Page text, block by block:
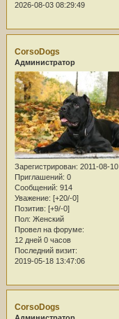
2026-08-03 08:29:49
CorsoDogs
Администратор
Зарегистрирован: 2011-08-10
Приглашений: 0
Сообщений: 914
Уважение: [+20/-0]
Позитив: [+9/-0]
Пол: Женский
Провел на форуме:
12 дней 0 часов
Последний визит:
2019-05-18 13:47:06
CorsoDogs